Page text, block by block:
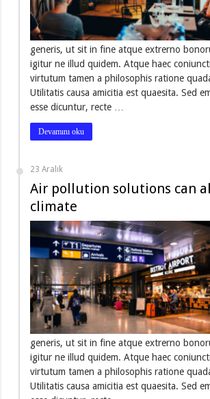
generis, ut sit in fine atque extrerno
igitur ne illud quidem. Atque haec
virtutum tamen a philosophis ratione
Utilitatis causa amicitia est quaesita. Sed
esse dicuntur, recte …
Devamını oku
23 Aralık
Air pollution solutions can
climate
generis, ut sit in fine atque extrerno
igitur ne illud quidem. Atque haec
virtutum tamen a philosophis ratione
Utilitatis causa amicitia est quaesita. Sed